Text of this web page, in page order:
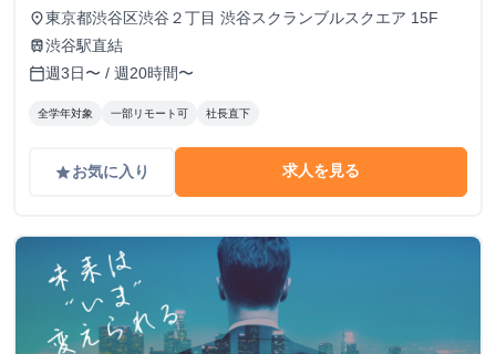
place東京都渋谷区渋谷２丁目 渋谷スクランブルスクエア 15F
train渋谷駅直結
calendar_today週3日〜 / 週20時間〜
全学年対象 一部リモート可 社長直下
gradeお気に入り 求人を見る